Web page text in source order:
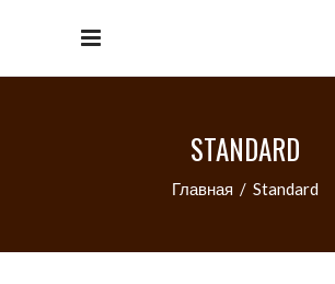
STANDARD
Главная / Standard